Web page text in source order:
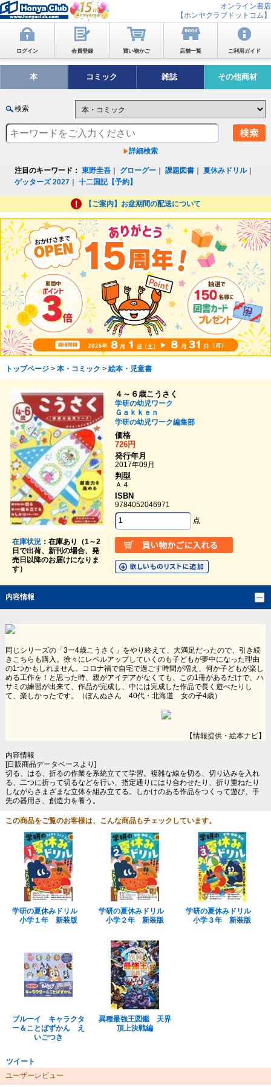
オンライン書店
【ホンヤクラブドットコム】
ログイン 会員登録 買い物かご 店舗一覧 ご利用ガイド
本 コミック 雑誌 その他商材
検索
詳細検索
注目のキーワード： 東野圭吾 グローグー ｜課題図書 ｜夏休みドリル｜
ゲッターズ 2027 ｜十二国記【予約】
【ご案内】お盆期間の配送について
トップページ> 本・コミック > 絵本・児童書
在庫状況：在庫あり（1～2
日で出荷、新刊の場合、発
売日以降のお届けになりま
す）
４～６歳こうさく
学研の幼児ワーク
Ｇａｋｋｅｎ
学研の幼児ワーク編集部
価格
726円
発行年月
2017年09月
判型
Ａ４
ISBN
9784052046971
点
内容情報
同じシリーズの「3ー4歳こうさく」をやり終えて、大満足だったので、引き続
きこちらも購入。徐々にレベルアップしていくのも子どもが夢中になった理由
の1つかもしれません。コロナ禍で自宅で過ごす時間が増え、何か子どもが楽し
める工作を！と思った時、親がアイデアがなくても、この1冊があるだけで、ハ
サミの練習が出来て、作品が完成し、中には完成した作品で長く遊べたりし
て、楽しかったです。（ぼんぬさん 40代・北海道 女の子4歳）
【情報提供・絵本ナビ】
内容情報
[日販商品データベースより]
切る、はる、折るの作業を系統立てて学習。複雑な線を切る、切り込みを入れ
る、二つに折って切るなどを行い、指定通りにはり合わせたり、折り重ねたり
しながらさまざまな立体を組み立てる。しかけのある作品をつくって遊び、手
先の器用さ、創造力を養う。
この商品をご覧のお客様は、こんな商品もチェックしています。
学研の夏休みドリル
小学１年 新装版
学研の夏休みドリル
小学２年 新装版
学研の夏休みドリル
小学３年 新装版
ブルーイ キャラクタ
ー＆ことばずかん え
いごつき
異種最強王図鑑 天界
頂上決戦編
ツイート
ユーザーレビュー